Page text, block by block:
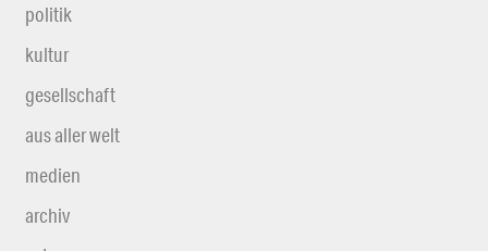
politik
kultur
gesellschaft
aus aller welt
medien
archiv